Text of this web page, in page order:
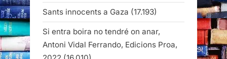
Sants innocents a Gaza (17.193)
Si entra boira no tendré on anar,
Antoni Vidal Ferrando, Edicions Proa,